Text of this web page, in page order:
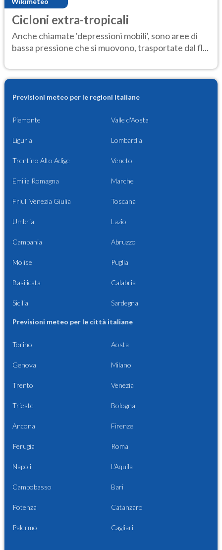
Cicloni extra-tropicali
Anche chiamate 'depressioni mobili', sono aree di
bassa pressione che si muovono, trasportate dal fl...
Previsioni meteo per le regioni italiane
Piemonte Valle d'Aosta
Liguria Lombardia
Trentino Alto Adige Veneto
Emilia Romagna Marche
Friuli Venezia Giulia Toscana
Umbria Lazio
Campania Abruzzo
Molise Puglia
Basilicata Calabria
Sicilia Sardegna
Previsioni meteo per le città italiane
Torino Aosta
Genova Milano
Trento Venezia
Trieste Bologna
Ancona Firenze
Perugia Roma
Napoli L'Aquila
Campobasso Bari
Potenza Catanzaro
Palermo Cagliari